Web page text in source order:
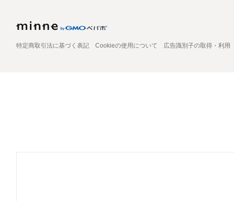
特定商取引法に基づく表記 Cookieの使用について 広告識別子の取得・利用